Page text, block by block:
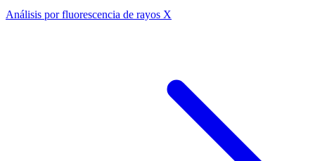
Análisis por fluorescencia de rayos X